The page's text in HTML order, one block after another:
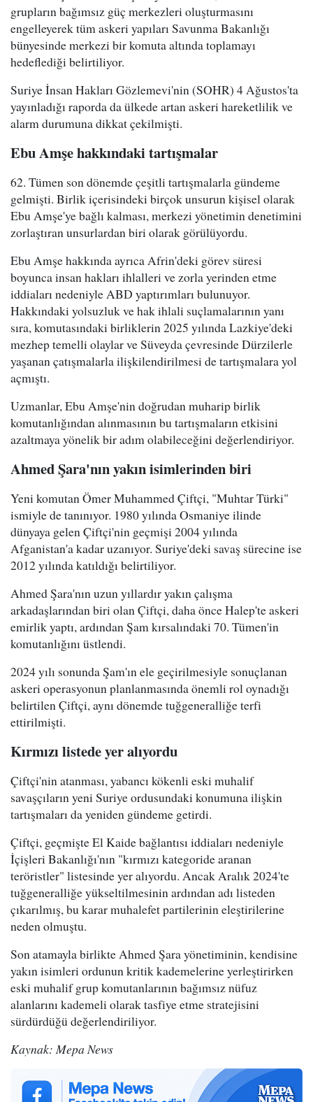
grupların bağımsız güç merkezleri oluşturmasını
engelleyerek tüm askeri yapıları Savunma Bakanlığı
bünyesinde merkezi bir komuta altında toplamayı
hedeflediği belirtiliyor.
Suriye İnsan Hakları Gözlemevi'nin (SOHR) 4 Ağustos'ta
yayınladığı raporda da ülkede artan askeri hareketlilik ve
alarm durumuna dikkat çekilmişti.
Ebu Amşe hakkındaki tartışmalar
62. Tümen son dönemde çeşitli tartışmalarla gündeme
gelmişti. Birlik içerisindeki birçok unsurun kişisel olarak
Ebu Amşe'ye bağlı kalması, merkezi yönetimin denetimini
zorlaştıran unsurlardan biri olarak görülüyordu.
Ebu Amşe hakkında ayrıca Afrin'deki görev süresi
boyunca insan hakları ihlalleri ve zorla yerinden etme
iddiaları nedeniyle ABD yaptırımları bulunuyor.
Hakkındaki yolsuzluk ve hak ihlali suçlamalarının yanı
sıra, komutasındaki birliklerin 2025 yılında Lazkiye'deki
mezhep temelli olaylar ve Süveyda çevresinde Dürzilerle
yaşanan çatışmalarla ilişkilendirilmesi de tartışmalara yol
açmıştı.
Uzmanlar, Ebu Amşe'nin doğrudan muharip birlik
komutanlığından alınmasının bu tartışmaların etkisini
azaltmaya yönelik bir adım olabileceğini değerlendiriyor.
Ahmed Şara'nın yakın isimlerinden biri
Yeni komutan Ömer Muhammed Çiftçi, "Muhtar Türki"
ismiyle de tanınıyor. 1980 yılında Osmaniye ilinde
dünyaya gelen Çiftçi'nin geçmişi 2004 yılında
Afganistan'a kadar uzanıyor. Suriye'deki savaş sürecine ise
2012 yılında katıldığı belirtiliyor.
Ahmed Şara'nın uzun yıllardır yakın çalışma
arkadaşlarından biri olan Çiftçi, daha önce Halep'te askeri
emirlik yaptı, ardından Şam kırsalındaki 70. Tümen'in
komutanlığını üstlendi.
2024 yılı sonunda Şam'ın ele geçirilmesiyle sonuçlanan
askeri operasyonun planlanmasında önemli rol oynadığı
belirtilen Çiftçi, aynı dönemde tuğgeneralliğe terfi
ettirilmişti.
Kırmızı listede yer alıyordu
Çiftçi'nin atanması, yabancı kökenli eski muhalif
savaşçıların yeni Suriye ordusundaki konumuna ilişkin
tartışmaları da yeniden gündeme getirdi.
Çiftçi, geçmişte El Kaide bağlantısı iddiaları nedeniyle
İçişleri Bakanlığı'nın "kırmızı kategoride aranan
teröristler" listesinde yer alıyordu. Ancak Aralık 2024'te
tuğgeneralliğe yükseltilmesinin ardından adı listeden
çıkarılmış, bu karar muhalefet partilerinin eleştirilerine
neden olmuştu.
Son atamayla birlikte Ahmed Şara yönetiminin, kendisine
yakın isimleri ordunun kritik kademelerine yerleştirirken
eski muhalif grup komutanlarının bağımsız nüfuz
alanlarını kademeli olarak tasfiye etme stratejisini
sürdürdüğü değerlendiriliyor.
Kaynak: Mepa News